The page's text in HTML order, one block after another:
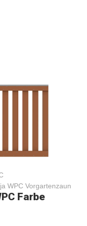
WPC Vorgartenzaun
Farbe